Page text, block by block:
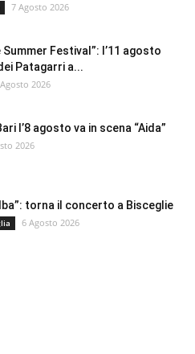
7 Agosto 2026
Summer Festival”: l’11 agosto
Patagarri a...
2026
l’8 agosto va in scena “Aida”
2026
torna il concerto a Bisceglie
6 Agosto 2026